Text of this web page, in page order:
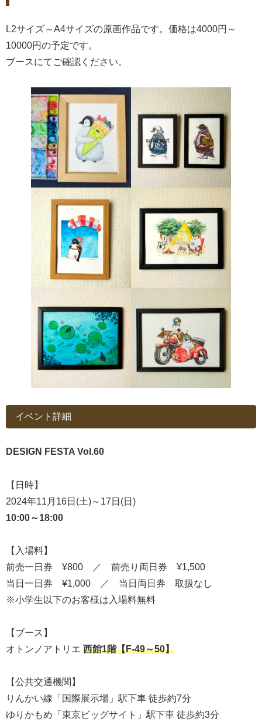
L2サイズ～A4サイズの原画作品です。価格は4000円～
10000円の予定です。
ブースにてご確認ください。
イベント詳細
DESIGN FESTA Vol.60
【日時】
2024年11月16日(土)～17日(日)
10:00～18:00
【入場料】
前売一日券 ¥800 ／ 前売り両日券 ¥1,500
当日一日券 ¥1,000 ／ 当日両日券 取扱なし
※小学生以下のお客様は入場料無料
【ブース】
オトンノアトリエ 西館1階【F-49～50】
【公共交通機関】
りんかい線「国際展示場」駅下車 徒歩約7分
ゆりかもめ「東京ビッグサイト」駅下車 徒歩約3分